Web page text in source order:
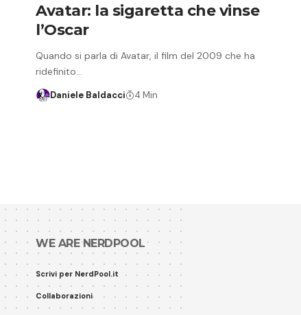
Avatar: la sigaretta che vinse
l’Oscar
Quando si parla di Avatar, il film del 2009 che ha
ridefinito…
Daniele Baldacci 4 Min
WE ARE NERDPOOL
Scrivi per NerdPool.it
Collaborazioni